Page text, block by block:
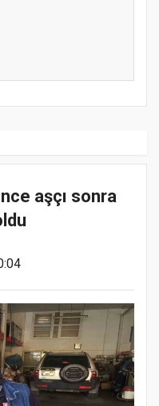
aşçı sonra